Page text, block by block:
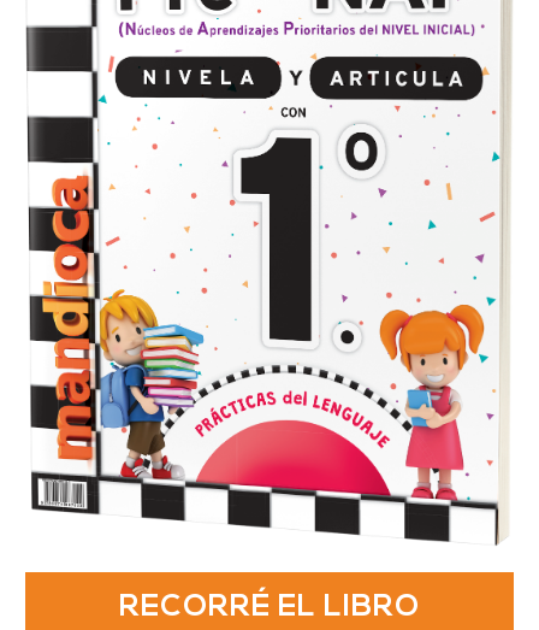
RECORRÉ EL LIBRO